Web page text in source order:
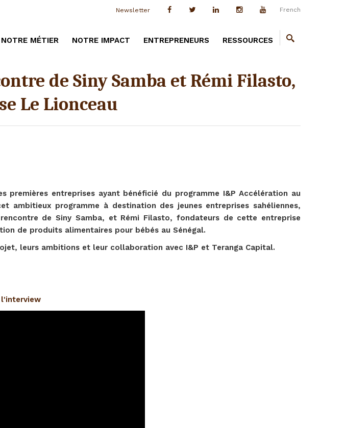
French
Newsletter
NOTRE MÉTIER NOTRE IMPACT ENTREPRENEURS RESSOURCES
de Siny Samba et Rémi Filasto,
Le Lionceau
premières entreprises ayant bénéficié du programme I&P Accélération au
ambitieux programme à destination des jeunes entreprises sahéliennes,
de Siny Samba, et Rémi Filasto, fondateurs de cette entreprise
de produits alimentaires pour bébés au Sénégal.
leurs ambitions et leur collaboration avec I&P et Teranga Capital.
l'interview